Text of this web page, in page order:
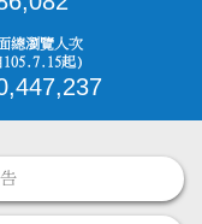
總瀏覽人次
105.7.15起)